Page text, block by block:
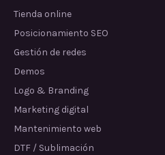
Tienda online
Posicionamiento SEO
Gestión de redes
Demos
Logo & Branding
Marketing digital
Mantenimiento web
DTF / Sublimación